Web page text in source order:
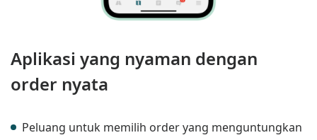
Aplikasi yang nyaman dengan
order nyata
Peluang untuk memilih order yang menguntungkan